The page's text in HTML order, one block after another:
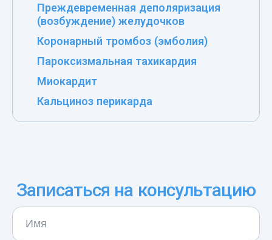
Преждевременная деполяризация
(возбуждение) желудочков
Коронарный тромбоз (эмболия)
Пароксизмальная тахикардия
Миокардит
Кальциноз перикарда
Записаться на консультацию